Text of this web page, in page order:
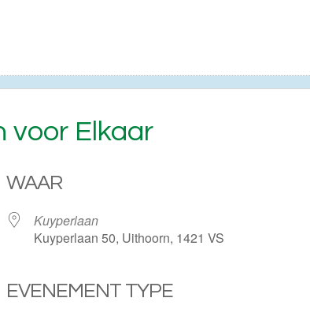
voor Elkaar
WAAR
Kuyperlaan
Kuyperlaan 50, Uithoorn, 1421 VS
EVENEMENT TYPE